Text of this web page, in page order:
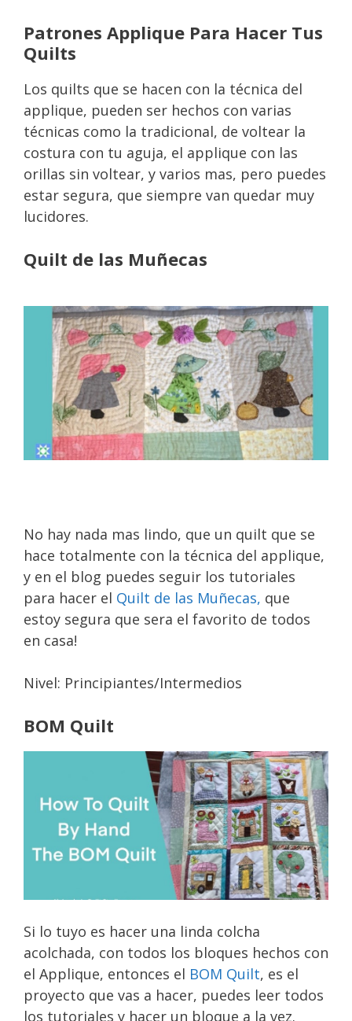
Patrones Applique Para Hacer Tus
Quilts
Los quilts que se hacen con la técnica del
applique, pueden ser hechos con varias
técnicas como la tradicional, de voltear la
costura con tu aguja, el applique con las
orillas sin voltear, y varios mas, pero puedes
estar segura, que siempre van quedar muy
lucidores.
Quilt de las Muñecas
No hay nada mas lindo, que un quilt que se
hace totalmente con la técnica del applique,
y en el blog puedes seguir los tutoriales
para hacer el Quilt de las Muñecas, que
estoy segura que sera el favorito de todos
en casa!
Nivel: Principiantes/Intermedios
BOM Quilt
Si lo tuyo es hacer una linda colcha
acolchada, con todos los bloques hechos con
el Applique, entonces el BOM Quilt, es el
proyecto que vas a hacer, puedes leer todos
los tutoriales y hacer un bloque a la vez.